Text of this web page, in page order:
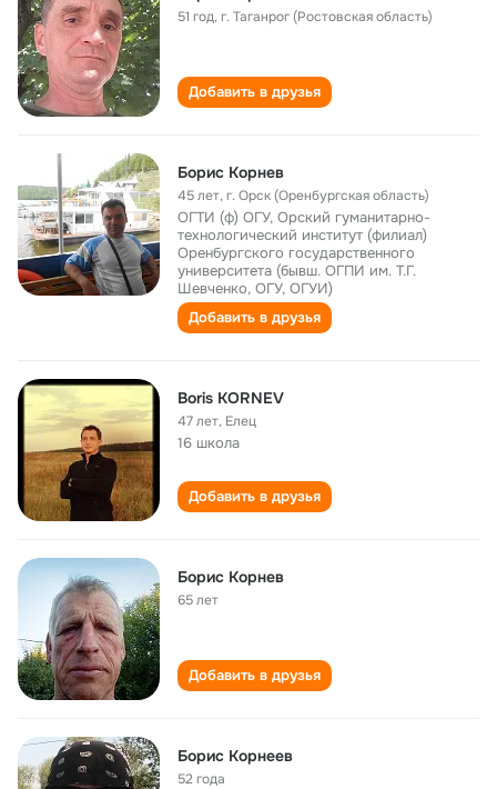
51 год,г. Таганрог (Ростовская область)
Добавить в друзья
Борис Корнев
45 лет,г. Орск (Оренбургская область)
ОГТИ (ф) ОГУ, Орский гуманитарно-
технологический институт (филиал)
Оренбургского государственного
университета (бывш. ОГПИ им. Т.Г.
Шевченко, ОГУ, ОГУИ)
Добавить в друзья
Boris KORNEV
47 лет, Елец
16 школа
Добавить в друзья
Борис Корнев
65 лет
Добавить в друзья
Борис Корнеев
52 года